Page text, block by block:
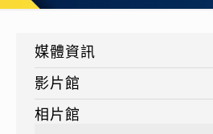
媒體資訊
影片館
相片館